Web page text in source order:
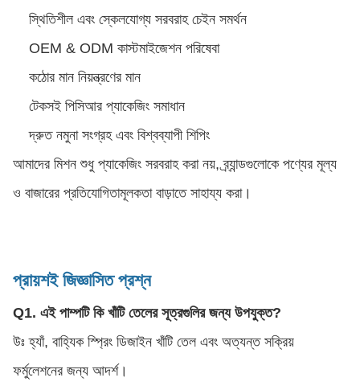
স্থিতিশীল এবং স্কেলযোগ্য সরবরাহ চেইন সমর্থন
OEM & ODM কাস্টমাইজেশন পরিষেবা
কঠোর মান নিয়ন্ত্রণের মান
টেকসই পিসিআর প্যাকেজিং সমাধান
দ্রুত নমুনা সংগ্রহ এবং বিশ্বব্যাপী শিপিং
আমাদের মিশন শুধু প্যাকেজিং সরবরাহ করা নয়, ব্র্যান্ডগুলোকে পণ্যের মূল্য
ও বাজারের প্রতিযোগিতামূলকতা বাড়াতে সাহায্য করা।
প্রায়শই জিজ্ঞাসিত প্রশ্ন
Q1. এই পাম্পটি কি খাঁটি তেলের সূত্রগুলির জন্য উপযুক্ত?
উঃ হ্যাঁ, বাহ্যিক স্প্রিং ডিজাইন খাঁটি তেল এবং অত্যন্ত সক্রিয়
ফর্মুলেশনের জন্য আদর্শ।